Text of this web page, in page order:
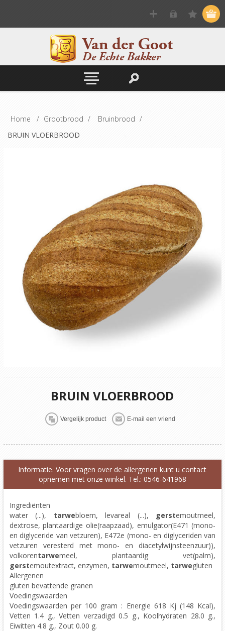
Home / Grootbrood / Bruinbrood /
BRUIN VLOERBROOD
BRUIN VLOERBROOD
Informatie. Voor vragen over de allergenen kunt u contact
opnemen met onze winkel. Tel.: 0546-641968
Ingrediënten
water (...), tarwebloem, levareal (...), gerstemoutmeel,
dextrose, plantaardige olie(raapzaad), emulgator(E471 (mono-
en diglyceride van vetzuren), E472e (mono- en diglyceriden van
vetzuren veresterd met mono- en diacetylwijnsteenzuur)),
volkorentarwemeel, plantaardig vet(palm),
gerstemoutextract, enzymen, tarwemoutmeel, tarwegluten
Allergenen
gluten bevattende granen
Voedingswaarden
Voedingswaarden per 100 gram : Energie 618 Kj (148 Kcal),
Vetten 1.4 g., Vetten verzadigd 0.5 g., Koolhydraten 28.0 g.,
Eiwitten 4.8 g., Zout 0.00 g.